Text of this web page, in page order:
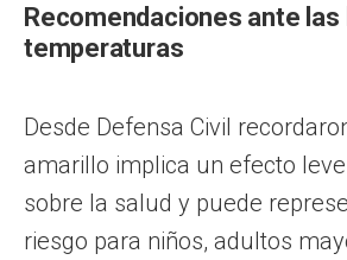
Recomendaciones ante las
temperaturas
Desde Defensa Civil
amarillo implica un efecto
sobre la salud y puede
riesgo para niños, adultos